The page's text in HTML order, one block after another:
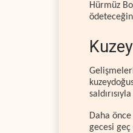
Hürmüz
Daha
gecesi